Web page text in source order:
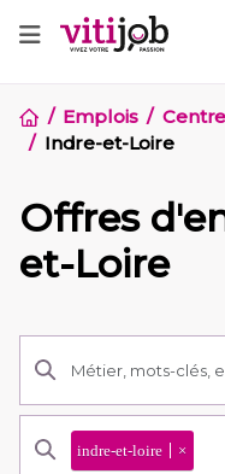
Emplois
Indre-et-Loire
Offres
et-Loire
indre-et-loire ×